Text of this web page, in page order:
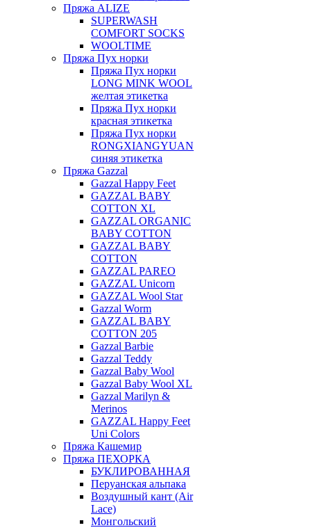
Пряжа ALIZE
SUPERWASH
COMFORT SOCKS
WOOLTIME
Пряжа Пух норки
Пряжа Пух норки
LONG MINK WOOL
желтая этикетка
Пряжа Пух норки
красная этикетка
Пряжа Пух норки
RONGXIANGYUAN
синяя этикетка
Пряжа Gazzal
Gazzal Happy Feet
GAZZAL BABY
COTTON XL
GAZZAL ORGANIC
BABY COTTON
GAZZAL BABY
COTTON
GAZZAL PAREO
GAZZAL Unicorn
GAZZAL Wool Star
Gazzal Worm
GAZZAL BABY
COTTON 205
Gazzal Barbie
Gazzal Teddy
Gazzal Baby Wool
Gazzal Baby Wool XL
Gazzal Marilyn &
Merinos
GAZZAL Happy Feet
Uni Colors
Пряжа Кашемир
Пряжа ПЕХОРКА
БУКЛИРОВАННАЯ
Перуанская альпака
Воздушный кант (Air
Lace)
Монгольский